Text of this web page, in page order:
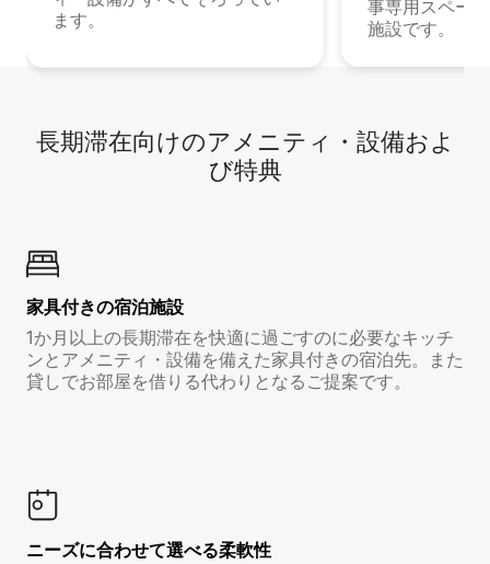
ます。
事専用スペー
施設です。
長期滞在向け⁠のア⁠メ⁠ニ⁠テ⁠ィ⁠・設⁠備⁠およ
び特⁠典
家具付き⁠の宿⁠泊⁠施⁠設
1か月以上の長期滞在を快適に過ごすのに必要なキッチ
ンとアメニティ・設備を備えた家具付きの宿泊先。また
貸しでお部屋を借りる代わりとなるご提案です。
ニーズに合わせて選べる柔軟性